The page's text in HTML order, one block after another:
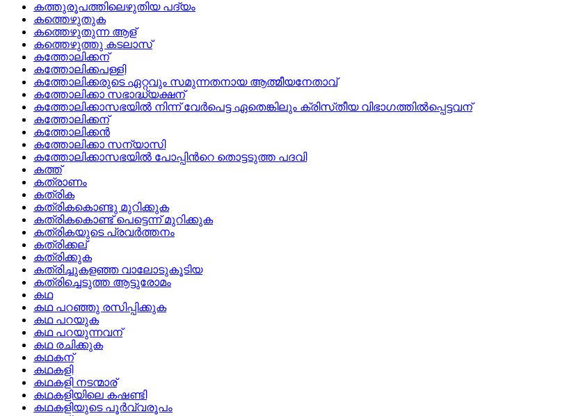
കത്തുരൂപത്തിലെഴുതിയ പദ്യം
കത്തെഴുതുക
കത്തെഴുതുന്ന ആള്
കത്തെഴുത്തു കടലാസ്
കത്തോലിക്കന്
കത്തോലിക്കപള്ളി
കത്തോലിക്കരുടെ ഏറ്റവും സമുന്നതനായ ആത്മീയനേതാവ്
കത്തോലിക്കാ സഭാദ്ധ്യക്ഷന്
കത്തോലിക്കാസഭയില്‍ നിന്ന്‌ വേര്‍പെട്ട ഏതെങ്കിലും ക്രിസ്‌തീയ വിഭാഗത്തില്‍പ്പെട്ടവന്
കത്തോലിക്കന്
കത്തോലിക്കന്‍
കത്തോലിക്കാ സന്യാസി
കത്തോലിക്കാസഭയില്‍ പോപ്പിന്‍റെ തൊട്ടടുത്ത പദവി
കത്ത്
കത്രാണം
കത്രിക
കത്രികകൊണ്ടു മുറിക്കുക
കത്രികകൊണ്ട് പെട്ടെന്ന് മുറിക്കുക
കത്രികയുടെ പ്രവര്‍ത്തനം
കത്രിക്കല്
കത്രിക്കുക
കത്രിച്ചുകളഞ്ഞ വാലോടുകൂടിയ
കത്രിച്ചെടുത്ത ആട്ടുരോമം
കഥ
കഥ പറഞ്ഞു രസിപ്പിക്കുക
കഥ പറയുക
കഥ പറയുന്നവന്
കഥ രചിക്കുക
കഥകന്
കഥകളി
കഥകളി നടന്മാര്
കഥകളിയിലെ കഷണ്ടി
കഥകളിയുടെ പൂര്‍വ്വരൂപം